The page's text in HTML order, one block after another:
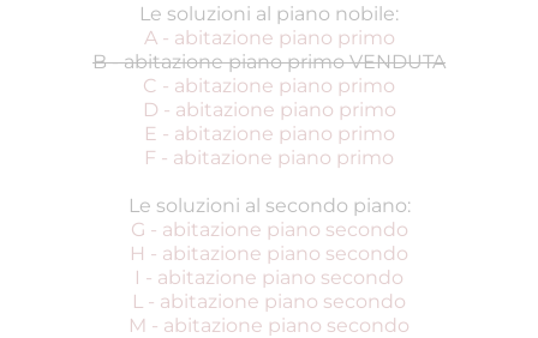
Le soluzioni al piano nobile:
A - abitazione piano primo
B - abitazione piano primo VENDUTA
C - abitazione piano primo
D - abitazione piano primo
E - abitazione piano primo
F - abitazione piano primo
Le soluzioni al secondo piano:
G - abitazione piano secondo
H - abitazione piano secondo
I - abitazione piano secondo
L - abitazione piano secondo
M - abitazione piano secondo